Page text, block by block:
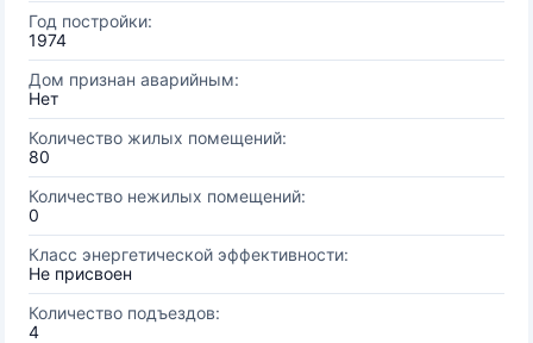
Год постройки:
1974
Дом признан аварийным:
Нет
Количество жилых помещений:
80
Количество нежилых помещений:
0
Класс энергетической эффективности:
Не присвоен
Количество подъездов:
4